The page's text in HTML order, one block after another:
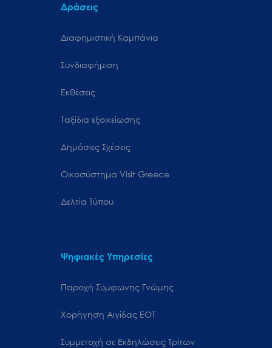
Δράσεις
Διαφημιστική Καμπάνια
Συνδιαφήμιση
Εκθέσεις
Ταξίδια εξοικείωσης
Δημόσιες Σχέσεις
Oικοσύστημα Visit Greece
Δελτία Τύπου
Ψηφιακές Υπηρεσίες
Παροχή Σύμφωνης Γνώμης
Χορήγηση Αιγίδας ΕΟΤ
Συμμετοχή σε Εκδηλώσεις Τρίτων